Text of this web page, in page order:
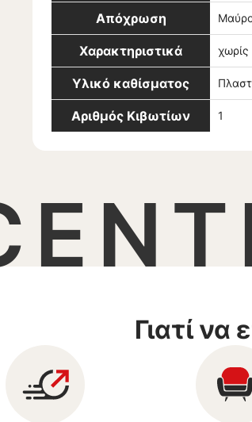
Απόχρωση
Χαρακτηριστικά
Υλικό καθίσματος
Αριθμός Κιβωτίων 1
Γιατί να